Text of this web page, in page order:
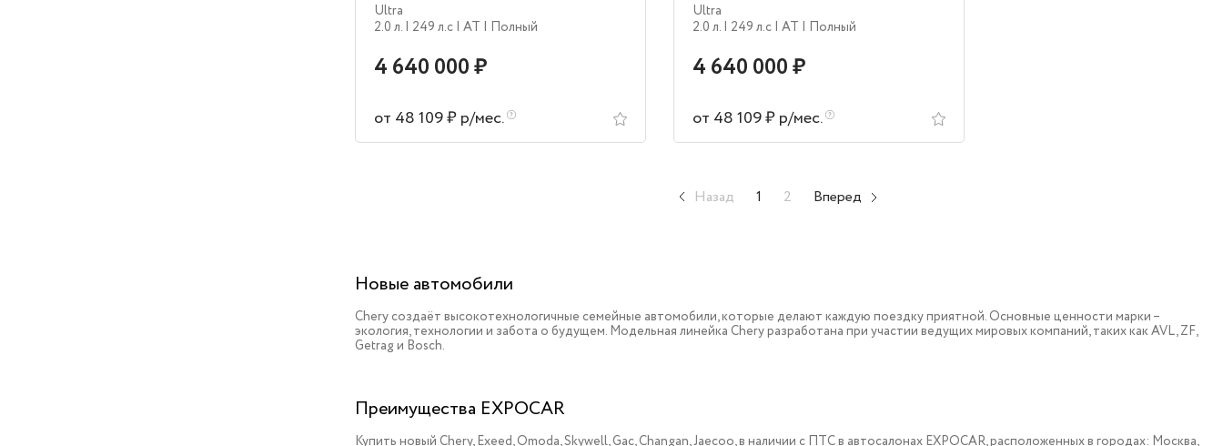
Ultra
2.0 л. | 249 л.c | AT | Полный
4 640 000 ₽
от 48 109 ₽ р/мес.
Ultra
2.0 л. | 249 л.c | AT | Полный
4 640 000 ₽
от 48 109 ₽ р/мес.
Назад 1 2 Вперед
Новые автомобили
Chery создаёт высокотехнологичные семейные автомобили, которые делают каждую поездку приятной. Основные ценности марки –
экология, технологии и забота о будущем. Модельная линейка Chery разработана при участии ведущих мировых компаний, таких как AVL, ZF,
Getrag и Bosch.
Преимущества EXPOCAR
Купить новый Chery, Exeed, Omoda, Skywell, Gac, Changan, Jaecoo, в наличии c ПТС в автосалонах EXPOCAR, расположенных в городах: Москва,